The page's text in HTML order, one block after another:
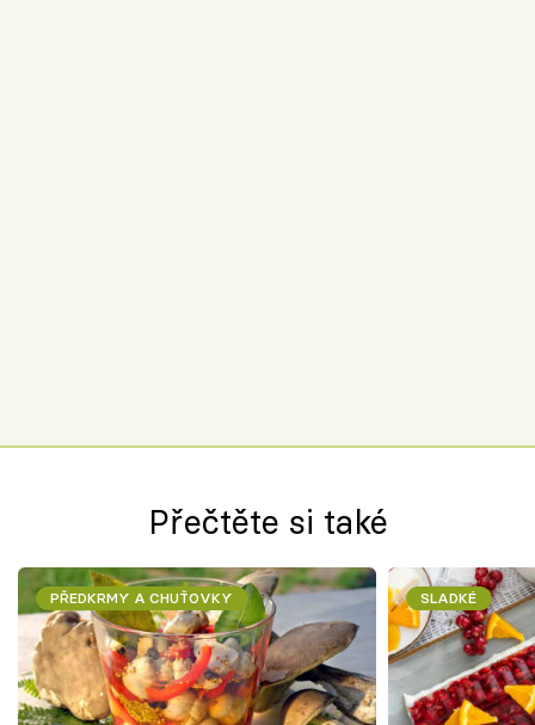
Přečtěte si také
PŘEDKRMY A CHUŤOVKY SLADKÉ